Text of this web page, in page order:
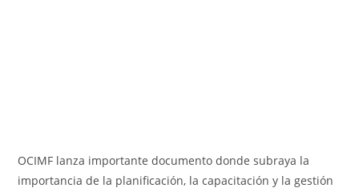
OCIMF lanza importante documento donde subraya la
importancia de la planificación, la capacitación y la gestión